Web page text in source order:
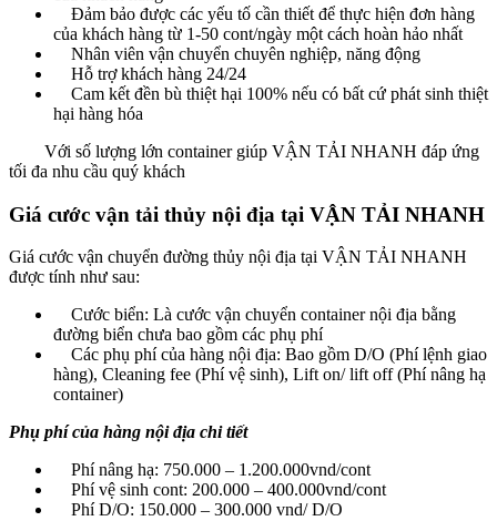
Đảm bảo được các yếu tố cần thiết để thực hiện đơn hàng
của khách hàng từ 1-50 cont/ngày một cách hoàn hảo nhất
Nhân viên vận chuyển chuyên nghiệp, năng động
Hỗ trợ khách hàng 24/24
Cam kết đền bù thiệt hại 100% nếu có bất cứ phát sinh thiệt
hại hàng hóa
Với số lượng lớn container giúp VẬN TẢI NHANH đáp ứng
tối đa nhu cầu quý khách
Giá cước vận tải thủy nội địa tại VẬN TẢI NHANH
Giá cước vận chuyển đường thủy nội địa tại VẬN TẢI NHANH
được tính như sau:
Cước biển: Là cước vận chuyển container nội địa bằng
đường biển chưa bao gồm các phụ phí
Các phụ phí của hàng nội địa: Bao gồm D/O (Phí lệnh giao
hàng), Cleaning fee (Phí vệ sinh), Lift on/ lift off (Phí nâng hạ
container)
Phụ phí của hàng nội địa chi tiết
Phí nâng hạ: 750.000 – 1.200.000vnd/cont
Phí vệ sinh cont: 200.000 – 400.000vnd/cont
Phí D/O: 150.000 – 300.000 vnd/ D/O